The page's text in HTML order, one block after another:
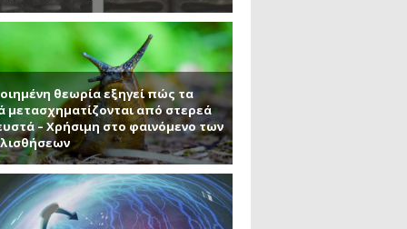
θεωρία εξηγεί πώς τα
μετασχηματίζονται από στερεά
– Χρήσιμη στο φαινόμενο των